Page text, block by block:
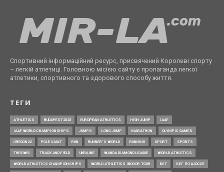
Спортивний інформаційний ресурс, присвячений Королеві спорту
– легкій атлетиці. Головною місією сайту є пропаганда легкої
атлетики, спортивного та здорового способу життя.
ТЕГИ
ATHLETICS BUDAPEST2023 EUROPEAN ATHLETICS HIGH JUMP IAAF
IAAF WORLD CHAMPIONSHIPS JUMPS LONG JUMP MARATHON OLYMPIC GAMES
OREGON22 POLE VAULT RUN RUNNER’S WORLD RUNNING SPORT SPORTS
THROWS TRACK AND FIELD UKRAINE WANDA DIAMOND LEAGUE WORLD ATHLETICS
WORLD ATHLETICS CHAMPIONSHIPS WORLD ATHLETICS INDOOR TOUR БЕГ БЕГ ПО ШОССЕ